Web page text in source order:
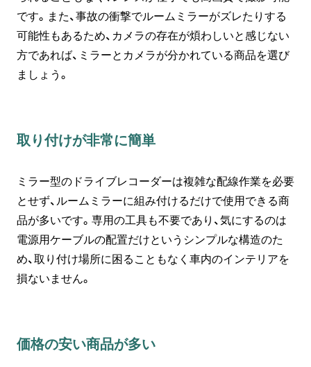
です。また、事故の衝撃でルームミラーがズレたりする
可能性もあるため、カメラの存在が煩わしいと感じない
方であれば、ミラーとカメラが分かれている商品を選び
ましょう。
取り付けが非常に簡単
ミラー型のドライブレコーダーは複雑な配線作業を必要
とせず、ルームミラーに組み付けるだけで使用できる商
品が多いです。専用の工具も不要であり、気にするのは
電源用ケーブルの配置だけというシンプルな構造のた
め、取り付け場所に困ることもなく車内のインテリアを
損ないません。
価格の安い商品が多い